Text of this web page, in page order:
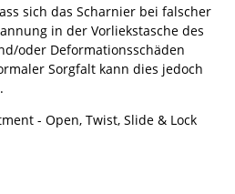
sich das Scharnier bei falscher
in der Vorliekstasche des
oder Deformationsschäden
Sorgfalt kann dies jedoch